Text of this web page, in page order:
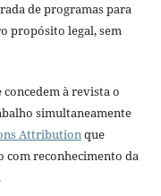
de programas para
propósito legal, sem
à revista o
simultaneamente
Attributionque
reconhecimento da